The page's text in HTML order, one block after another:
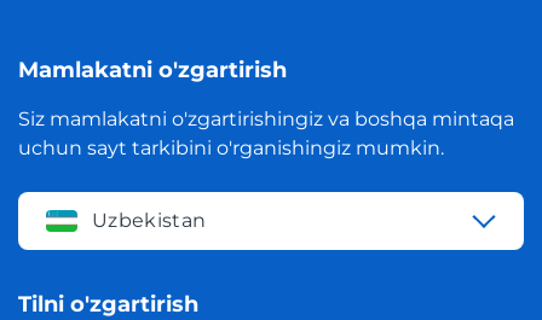
Mamlakatni o'zgartirish
Siz mamlakatni o'zgartirishingiz va boshqa mintaqa
uchun sayt tarkibini o'rganishingiz mumkin.
Uzbekistan
Tilni o'zgartirish